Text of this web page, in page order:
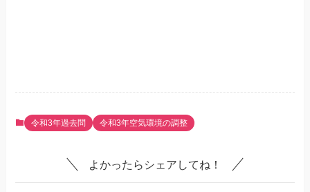
令和3年過去問 令和3年空気環境の調整
よかったらシェアしてね！